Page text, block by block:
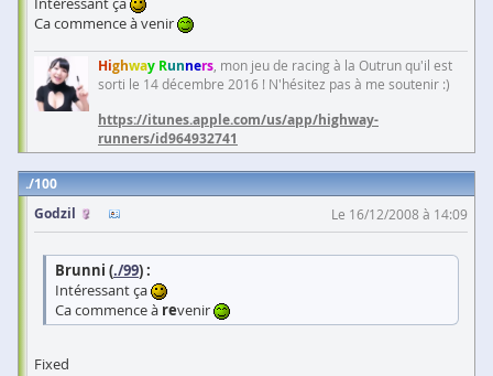
Ca commence à venir
Highway Runners, mon jeu de racing à la Outrun qu'il est
sorti le 14 décembre 2016 ! N'hésitez pas à me soutenir :)
https://itunes.apple.com/us/app/highway-
runners/id964932741
100
Godzil
Le 16/12/2008 à 14:09
Brunni (./99) :
Intéressant ça
Ca commence à revenir
Fixed